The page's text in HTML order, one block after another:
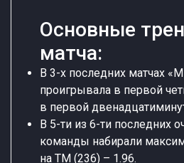
Основные
матча:
В 3-х последних матчах
проигрывала в первой
в первой
В 5-ти из 6-ти последних
команды набирали
на ТМ (236) – 1.96.